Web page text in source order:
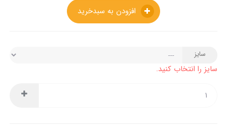
سایز
سایز را انتخاب کنید.